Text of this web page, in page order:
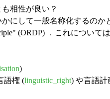
も相性が良い？
にして一般名称化するのか
(ORDP) ．これについて
)
語権 (linguistic_right) や言語計